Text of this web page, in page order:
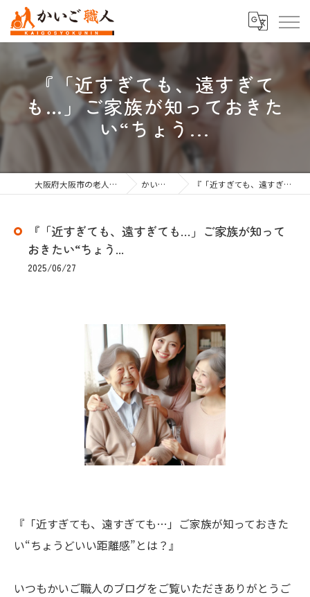
『「近すぎても、遠すぎて
も…」ご家族が知っておきた
い“ちょう...
大阪府大阪市の老人ホーム紹介なら株式会社かいご職人 かいご職人のブログ 『「近すぎても、遠すぎても…」ご家族が知っておきたい“ちょう...
『「近すぎても、遠すぎても…」ご家族が知って
おきたい“ちょう...
2025/06/27
『「近すぎても、遠すぎても…」ご家族が知っておきた
い“ちょうどいい距離感”とは？』
いつもかいご職人のブログをご覧いただきありがとうご